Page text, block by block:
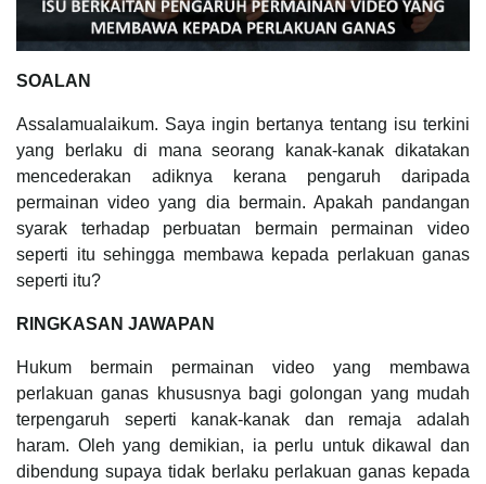
SOALAN
Assalamualaikum. Saya ingin bertanya tentang isu terkini
yang berlaku di mana seorang kanak-kanak dikatakan
mencederakan adiknya kerana pengaruh daripada
permainan video yang dia bermain. Apakah pandangan
syarak terhadap perbuatan bermain permainan video
seperti itu sehingga membawa kepada perlakuan ganas
seperti itu?
RINGKASAN JAWAPAN
Hukum bermain permainan video yang membawa
perlakuan ganas khususnya bagi golongan yang mudah
terpengaruh seperti kanak-kanak dan remaja adalah
haram. Oleh yang demikian, ia perlu untuk dikawal dan
dibendung supaya tidak berlaku perlakuan ganas kepada